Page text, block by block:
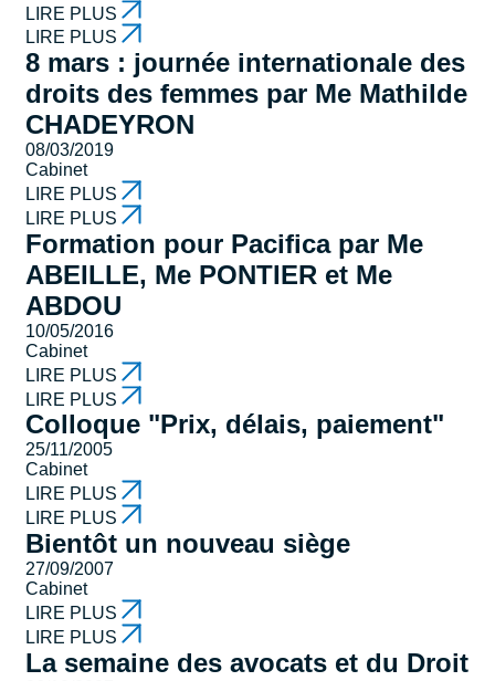
LIRE PLUS
LIRE PLUS
8 mars : journée internationale des
droits des femmes par Me Mathilde
CHADEYRON
08/03/2019
Cabinet
LIRE PLUS
LIRE PLUS
Formation pour Pacifica par Me
ABEILLE, Me PONTIER et Me
ABDOU
10/05/2016
Cabinet
LIRE PLUS
LIRE PLUS
Colloque "Prix, délais, paiement"
25/11/2005
Cabinet
LIRE PLUS
LIRE PLUS
Bientôt un nouveau siège
27/09/2007
Cabinet
LIRE PLUS
LIRE PLUS
La semaine des avocats et du Droit